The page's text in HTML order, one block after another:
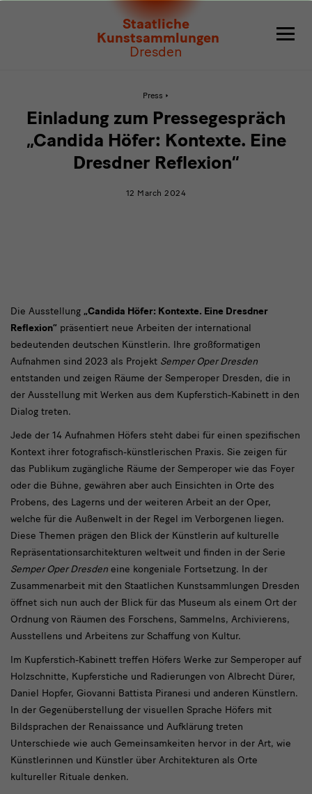
Staatliche
Kunstsammlungen
Dresden
Pressegespräch
Höfer:
Kontexte.
Press
zum
Pressegespräch
„Candida
Kontexte.
Reflexion“
Einladung zum Pressegespräch
„Candida Höfer: Kontexte. Eine
Dresdner Reflexion“
12 March 2024
Einladung
zum
Pressegespräch
„Candida
Höfer:
Eine
Dresdner
Reflexion“
Die Ausstellung „Candida Höfer: Kontexte. Eine Dresdner
Reflexion“ präsentiert neue Arbeiten der international
bedeutenden deutschen Künstlerin. Ihre großformatigen
Aufnahmen sind 2023 als Projekt Semper Oper Dresden
entstanden und zeigen Räume der Semperoper Dresden, die in
der Ausstellung mit Werken aus dem Kupferstich-Kabinett in den
Dialog treten.
Jede der 14 Aufnahmen Höfers steht dabei für einen spezifischen
Kontext ihrer fotografisch-künstlerischen Praxis. Sie zeigen für
das Publikum zugängliche Räume der Semperoper wie das Foyer
oder die Bühne, gewähren aber auch Einsichten in Orte des
Probens, des Lagerns und der weiteren Arbeit an der Oper,
welche für die Außenwelt in der Regel im Verborgenen liegen.
Diese Themen prägen den Blick der Künstlerin auf kulturelle
Repräsentationsarchitekturen weltweit und finden in der Serie
Semper Oper Dresden eine kongeniale Fortsetzung. In der
Zusammenarbeit mit den Staatlichen Kunstsammlungen Dresden
öffnet sich nun auch der Blick für das Museum als einem Ort der
Ordnung von Räumen des Forschens, Sammelns, Archivierens,
Ausstellens und Arbeitens zur Schaffung von Kultur.
Im Kupferstich-Kabinett treffen Höfers Werke zur Semperoper auf
Holzschnitte, Kupferstiche und Radierungen von Albrecht Dürer,
Daniel Hopfer, Giovanni Battista Piranesi und anderen Künstlern.
In der Gegenüberstellung der visuellen Sprache Höfers mit
Bildsprachen der Renaissance und Aufklärung treten
Unterschiede wie auch Gemeinsamkeiten hervor in der Art, wie
Künstlerinnen und Künstler über Architekturen als Orte
kultureller Rituale denken.